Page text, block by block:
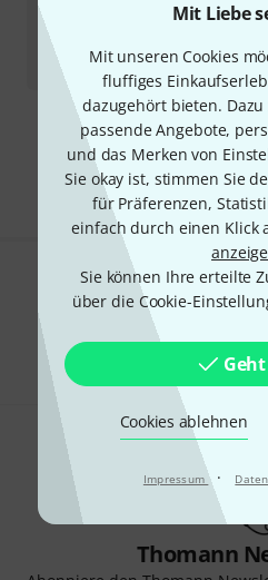
Mit Liebe
Mit unseren Cookies
fluffiges
dazugehört bieten.
passende Angebote,
und das Merken von
Sie okay ist, stimmen Sie
für Präferenzen,
einfach durch einen Klick
Sie können Ihre erteilte
über die Cookie-
Cookies ablehnen
Impressum ·
1
549€
Kostenloser
Alle Preise
Gefällt Ihnen,
Teilen
Thomann